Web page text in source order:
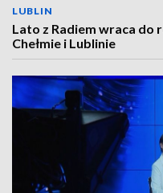
LUBLIN
Lato z Radiem wraca do
Chełmie i Lublinie